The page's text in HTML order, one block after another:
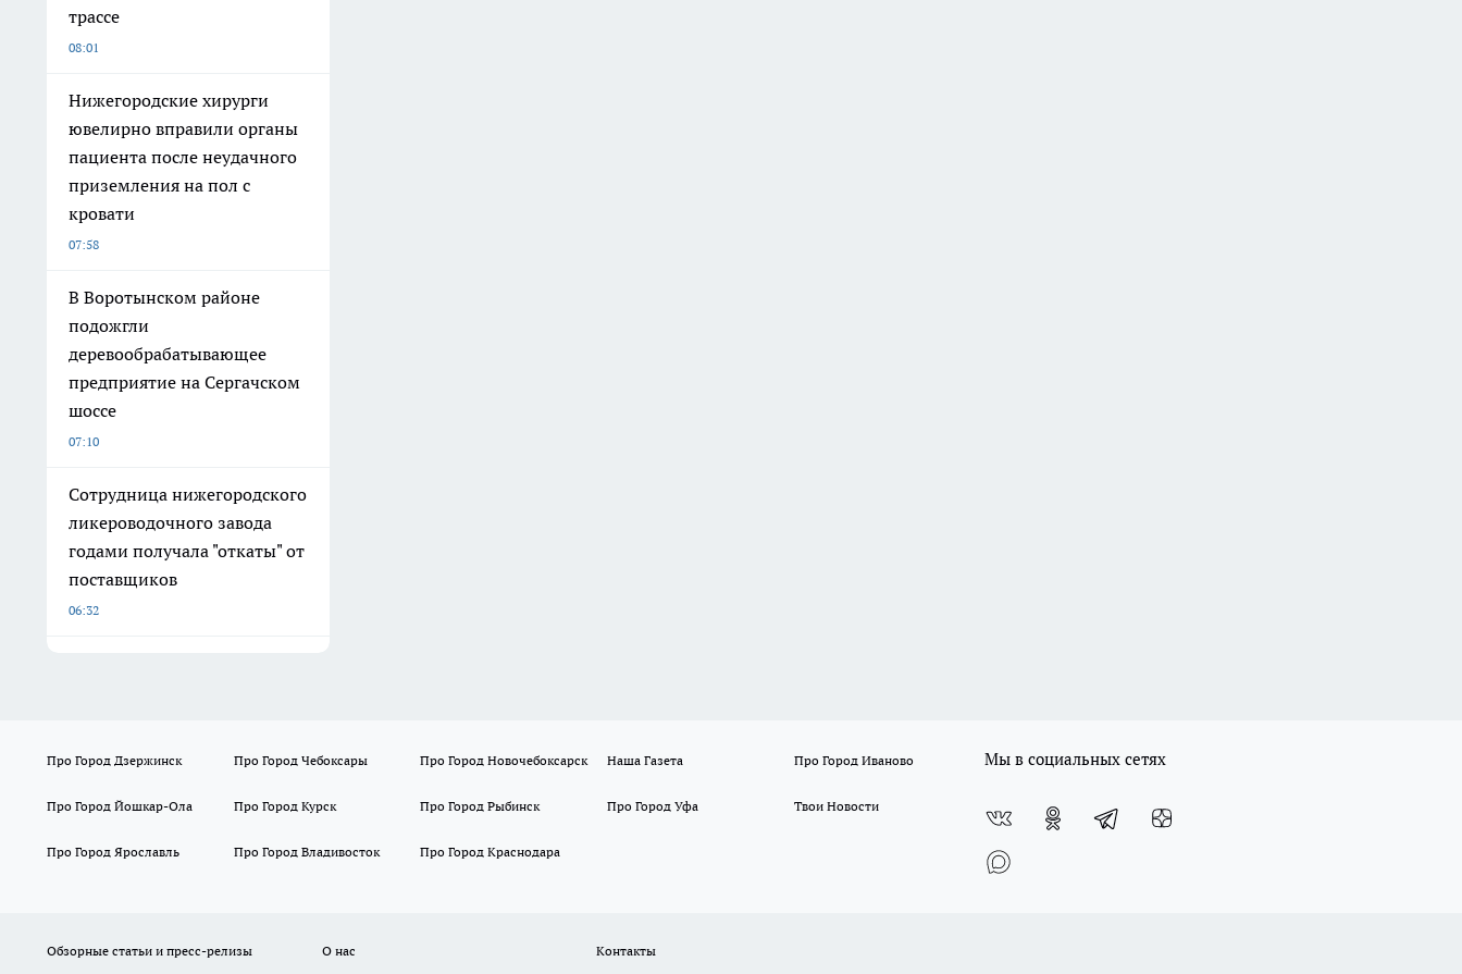
трассе
08:01
Нижегородские хирурги
ювелирно вправили органы
пациента после неудачного
приземления на пол с
кровати
07:58
В Воротынском районе
подожгли
деревообрабатывающее
предприятие на Сергачском
шоссе
07:10
Сотрудница нижегородского
ликероводочного завода
годами получала "откаты" от
поставщиков
06:32
Про Город Дзержинск Про Город Чебоксары Про Город Новочебоксарск Наша Газета Про Город Иваново
Про Город Йошкар-Ола Про Город Курск Про Город Рыбинск Про Город Уфа Твои Новости
Про Город Ярославль Про Город Владивосток Про Город Краснодара
Мы в социальных сетях
Обзорные статьи и пресс-релизы О нас
Контакты